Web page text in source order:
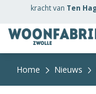
krachtvan Ten
Home Nieuws